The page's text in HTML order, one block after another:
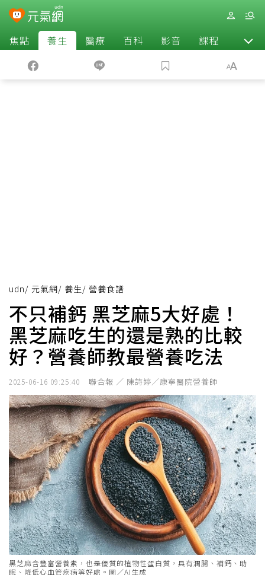
焦點 養生 醫療 百科 影音 課程 退休
udn/ 元氣網/ 養生/ 營養食譜
不只補鈣 黑芝麻5大好處！
黑芝麻吃生的還是熟的比較
好？營養師教最營養吃法
2025-06-16 09:25:40 聯合報 ／ 陳詩婷／康寧醫院營養師
黑芝麻含豐富營養素，也是優質的植物性蛋白質，具有潤腸、補鈣、助
眠、降低心血管疾病等好處。圖／AI生成